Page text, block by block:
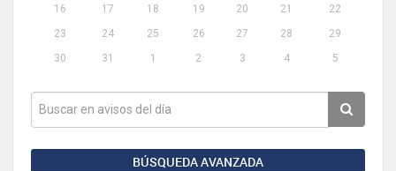
16
17 18 19 20 21
22
23
24 25 26 27 28
29
30
31 1 2 3 4 5
BÚSQUEDA AVANZADA